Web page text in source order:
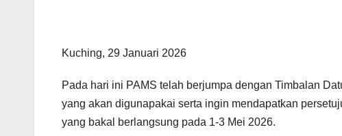
Kuching, 29 Januari 2026
Pada hari ini PAMS telah berjumpa dengan Timbalan
yang akan digunapakai serta ingin mendapatkan
yang bakal berlangsung pada 1-3 Mei 2026.